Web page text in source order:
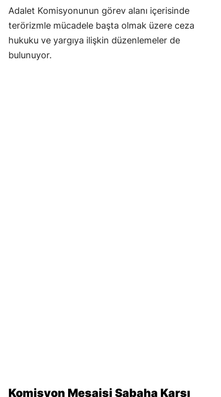
Adalet Komisyonunun görev alanı içerisinde
terörizmle mücadele başta olmak üzere ceza
hukuku ve yargıya ilişkin düzenlemeler de
bulunuyor.
Komisyon Mesaisi Sabaha Karşı